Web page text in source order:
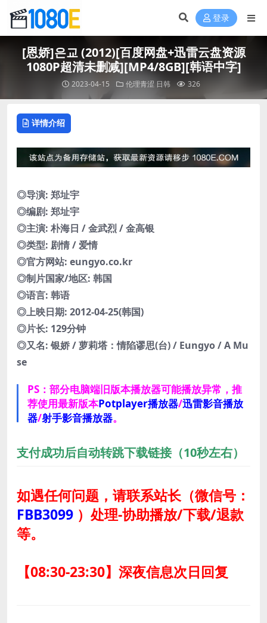
登录
[恩娇]은교 (2012)[百度网盘+迅雷云盘资源
1080P超清未删减][MP4/8GB][韩语中字]
2023-04-15 伦理青涩 日韩 326
详情介绍
◎导演: 郑址宇
◎编剧: 郑址宇
◎主演: 朴海日 / 金武烈 / 金高银
◎类型: 剧情 / 爱情
◎官方网站: eungyo.co.kr
◎制片国家/地区: 韩国
◎语言: 韩语
◎上映日期: 2012-04-25(韩国)
◎片长: 129分钟
◎又名: 银娇 / 萝莉塔：情陷谬思(台) / Eungyo / A Mu
se
PS：部分电脑端旧版本播放器可能播放异常，推
荐使用最新版本Potplayer播放器/迅雷影音播放
器/射手影音播放器。
支付成功后自动转跳下载链接（10秒左右）
如遇任何问题，请联系站长（微信号：
FBB3099 ） 处理-协助播放/下载/退款
等。
【08:30-23:30】深夜信息次日回复